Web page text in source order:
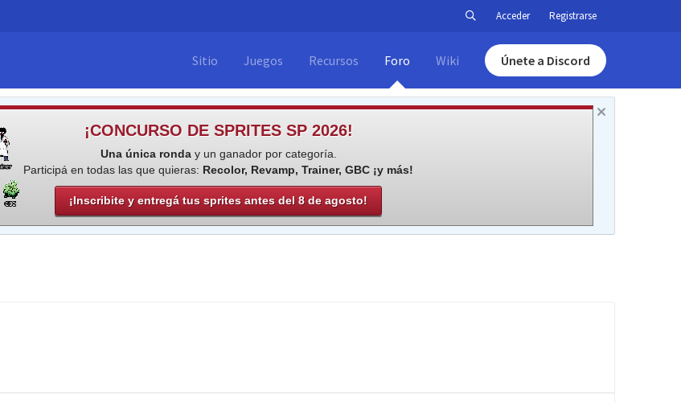
Acceder Registrarse
Sitio Juegos Recursos Foro Wiki Únete a Discord
¡CONCURSO DE SPRITES SP 2026!
Una única ronday un ganador por categoría.
Participá en todas las que quieras: Recolor, Revamp, Trainer, GBC ¡y más!
¡Inscribite y entregá tus sprites antes del 8 de agosto!